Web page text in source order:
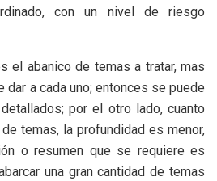
con un nivel de riesgo
el abanico de temas a tratar, mas
a cada uno; entonces se puede
por el otro lado, cuanto
temas, la profundidad es menor,
o resumen que se requiere es
una gran cantidad de temas